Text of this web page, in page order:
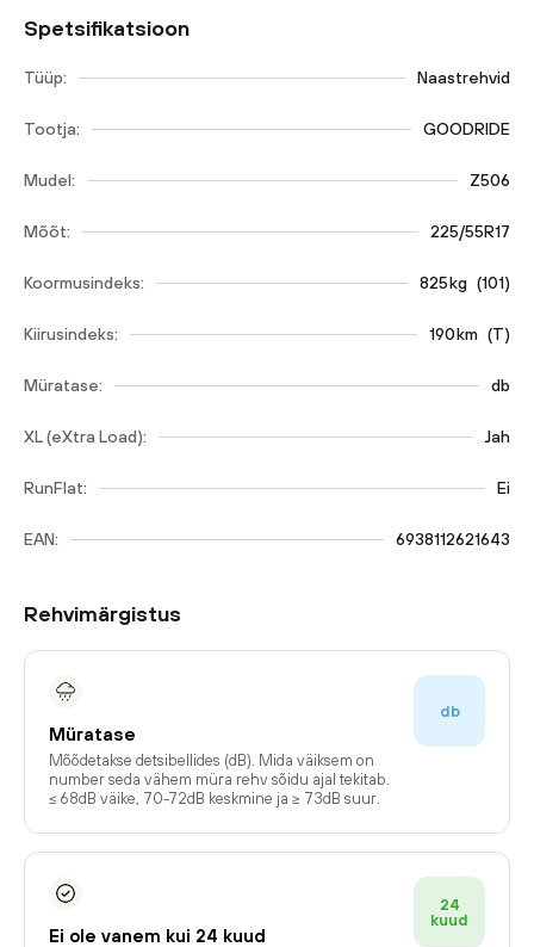
Spetsifikatsioon
Tüüp: Naastrehvid
Tootja: GOODRIDE
Mudel: Z506
Mõõt: 225/55R17
Koormusindeks: 825kg (101)
Kiirusindeks: 190km (T)
Müratase: db
XL (eXtra Load): Jah
RunFlat: Ei
EAN: 6938112621643
Rehvimärgistus
Müratase
Mõõdetakse detsibellides (dB). Mida väiksem on
number seda vähem müra rehv sõidu ajal tekitab.
≤ 68dB väike, 70-72dB keskmine ja ≥ 73dB suur.
db
Ei ole vanem kui 24 kuud
24
kuud